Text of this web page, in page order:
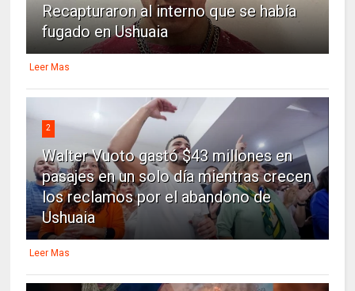
Recapturaron al interno que se había
fugado en Ushuaia
Leer Mas
2
Walter Vuoto gastó $43 millones en
pasajes en un solo día mientras crecen
los reclamos por el abandono de
Ushuaia
Leer Mas